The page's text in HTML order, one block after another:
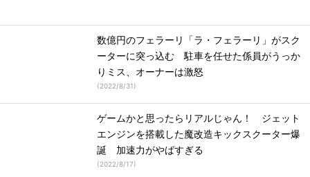
数億円のフェラーリ「ラ・フェラーリ」がスク
ーターに突っ込む 駐車を任せた係員がうっか
りミス、オーナーは激怒
(2022/8/31)
ゲームかと思ったらリアルじゃん！ ジェット
エンジンを搭載した魔改造キックスクーター爆
誕 加速力がやばすぎる
(2022/8/17)